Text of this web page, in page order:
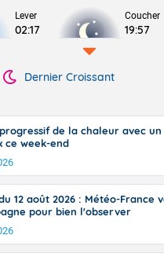
Lever
02:17
Coucher
19:57
Dernier Croissant
de la chaleur avec un
ce week-end
12 août 2026 : Météo-France
pour bien l'observer